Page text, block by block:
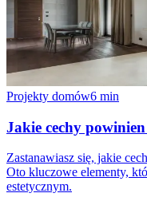
Projekty domów6 min
Jakie cechy
Zastanawiasz się, jakie
Oto kluczowe elementy,
estetycznym.